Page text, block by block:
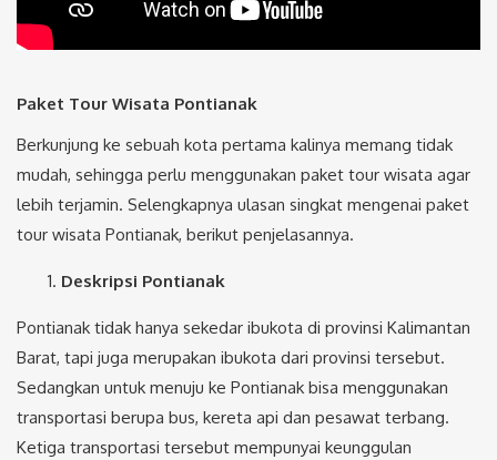
Paket Tour Wisata Pontianak
Berkunjung ke sebuah kota pertama kalinya memang tidak
mudah, sehingga perlu menggunakan paket tour wisata agar
lebih terjamin. Selengkapnya ulasan singkat mengenai paket
tour wisata Pontianak, berikut penjelasannya.
Deskripsi Pontianak
Pontianak tidak hanya sekedar ibukota di provinsi Kalimantan
Barat, tapi juga merupakan ibukota dari provinsi tersebut.
Sedangkan untuk menuju ke Pontianak bisa menggunakan
transportasi berupa bus, kereta api dan pesawat terbang.
Ketiga transportasi tersebut mempunyai keunggulan